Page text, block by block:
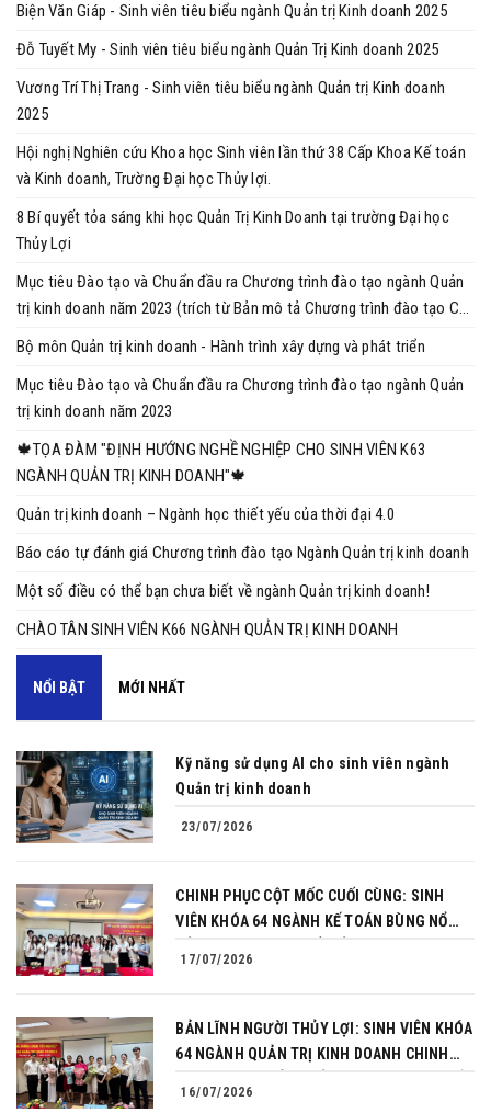
Biện Văn Giáp - Sinh viên tiêu biểu ngành Quản trị Kinh doanh 2025
Đỗ Tuyết My - Sinh viên tiêu biểu ngành Quản Trị Kinh doanh 2025
Vương Trí Thị Trang - Sinh viên tiêu biểu ngành Quản trị Kinh doanh
2025
Hội nghị Nghiên cứu Khoa học Sinh viên lần thứ 38 Cấp Khoa Kế toán
và Kinh doanh, Trường Đại học Thủy lợi.
8 Bí quyết tỏa sáng khi học Quản Trị Kinh Doanh tại trường Đại học
Thủy Lợi
Mục tiêu Đào tạo và Chuẩn đầu ra Chương trình đào tạo ngành Quản
trị kinh doanh năm 2023 (trích từ Bản mô tả Chương trình đào tạo Cử
nhân Ngành Quản trị kinh doanh năm 2023)
Bộ môn Quản trị kinh doanh - Hành trình xây dựng và phát triển
Mục tiêu Đào tạo và Chuẩn đầu ra Chương trình đào tạo ngành Quản
trị kinh doanh năm 2023
🍁TỌA ĐÀM "ĐỊNH HƯỚNG NGHỀ NGHIỆP CHO SINH VIÊN K63
NGÀNH QUẢN TRỊ KINH DOANH"🍁
Quản trị kinh doanh – Ngành học thiết yếu của thời đại 4.0
Báo cáo tự đánh giá Chương trình đào tạo Ngành Quản trị kinh doanh
Một số điều có thể bạn chưa biết về ngành Quản trị kinh doanh!
CHÀO TÂN SINH VIÊN K66 NGÀNH QUẢN TRỊ KINH DOANH
NỔI BẬT MỚI NHẤT
Kỹ năng sử dụng AI cho sinh viên ngành
Quản trị kinh doanh
23/07/2026
CHINH PHỤC CỘT MỐC CUỐI CÙNG: SINH
VIÊN KHÓA 64 NGÀNH KẾ TOÁN BÙNG NỔ
17/07/2026
BẢN LĨNH NGƯỜI THỦY LỢI: SINH VIÊN KHÓA
64 NGÀNH QUẢN TRỊ KINH DOANH CHINH
16/07/2026